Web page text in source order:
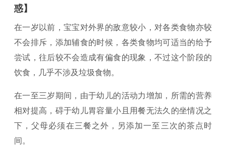
惑】
在一岁以前，宝宝对外界的敌意较小，对各类食物亦较
不会排斥，添加辅食的时候，各类食物均可适当的给予
尝试，往后较不会造成有偏食的现象，不过这个阶段的
饮食，几乎不涉及垃圾食物。
在一至三岁期间，由于幼儿的活动力增加，所需的营养
相对提高，碍于幼儿胃容量小且用餐无法久的坐情况之
下，父母必须在三餐之外，另添加一至三次的茶点时
间。